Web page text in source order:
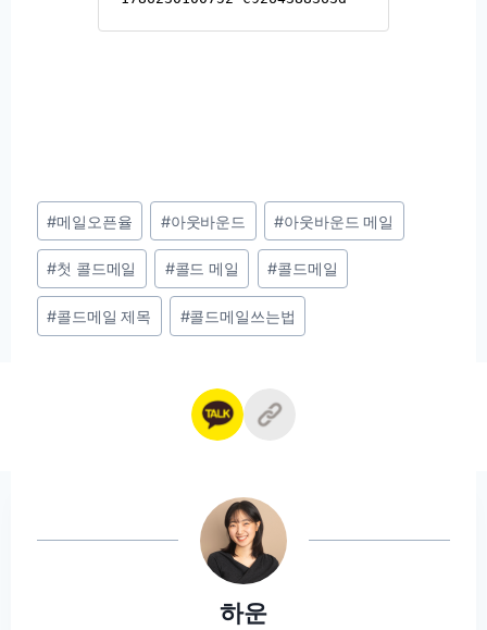
Post
Tags:
#메일오픈율 #아웃바운드 #아웃바운드 메일
#첫 콜드메일 #콜드 메일 #콜드메일
#콜드메일 제목 #콜드메일쓰는법
하운